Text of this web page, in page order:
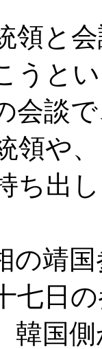
と
うと
談で
領や
ち出
靖国
七日
韓国